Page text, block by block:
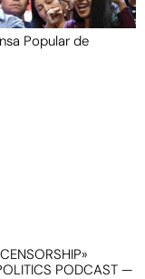
Popular de
PODCAST —